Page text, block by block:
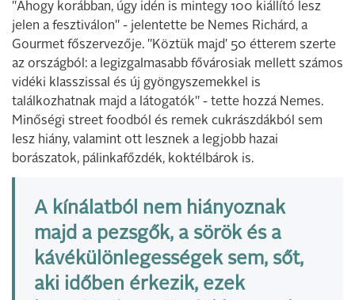
"Ahogy korábban, úgy idén is mintegy 100 kiállító lesz
jelen a fesztiválon" - jelentette be Nemes Richárd, a
Gourmet főszervezője. "Köztük majd' 50 étterem szerte
az országból: a legizgalmasabb fővárosiak mellett számos
vidéki klasszissal és új gyöngyszemekkel is
találkozhatnak majd a látogatók" - tette hozzá Nemes.
Minőségi street foodból és remek cukrászdákból sem
lesz hiány, valamint ott lesznek a legjobb hazai
borászatok, pálinkafőzdék, koktélbárok is.
A kínálatból nem hiányoznak
majd a pezsgők, a sörök és a
kávékülönlegességek sem, sőt,
aki időben érkezik, ezek